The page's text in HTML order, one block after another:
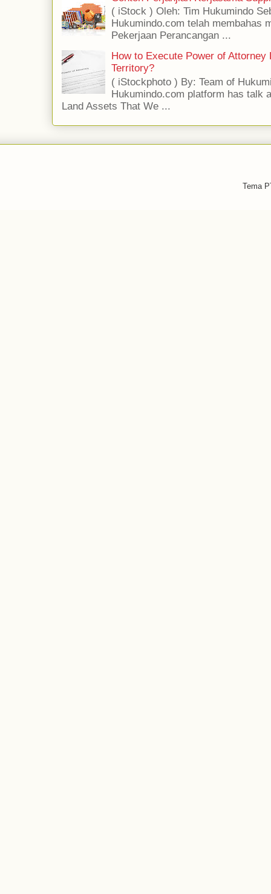
( iStock ) Oleh: Tim Hukumindo
Hukumindo.com telah membahas
Pekerjaan Perancangan ...
How to Execute Power of
Territory?
( iStockphoto ) By: Team of
Hukumindo.com platform has talk
Land Assets That We ...
Tema